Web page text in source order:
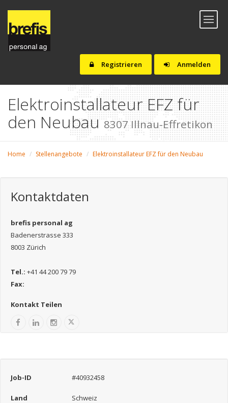
Anmelden
Registrieren
Toggle
Elektroinstallateur EFZ für
den Neubau8307 Illnau-Effretikon
Home Stellenangebote Elektroinstallateur EFZ für den Neubau
Kontaktdaten
brefis personal ag
Badenerstrasse 333
8003 Zürich
Tel.: +41 44 200 79 79
Fax:
Kontakt Teilen
Job-ID #40932458
Land Schweiz